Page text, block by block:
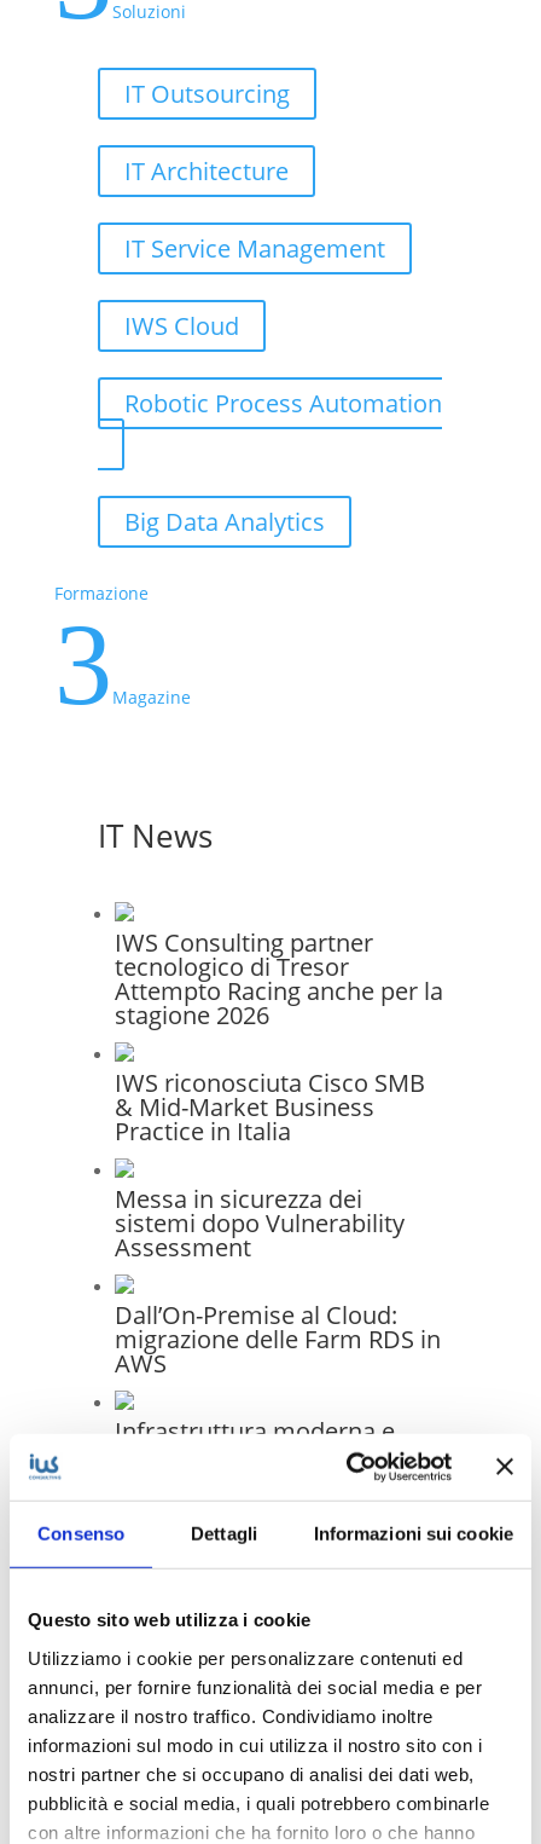
Consenso Dettagli Informazioni sui cookie
Questo sito web utilizza i cookie
Utilizziamo i cookie per personalizzare contenuti ed
annunci, per fornire funzionalità dei social media e per
analizzare il nostro traffico. Condividiamo inoltre
informazioni sul modo in cui utilizza il nostro sito con i
nostri partner che si occupano di analisi dei dati web,
pubblicità e social media, i quali potrebbero combinarle
con altre informazioni che ha fornito loro o che hanno
Soluzioni
IT Outsourcing
IT Architecture
IT Service Management
IWS Cloud
Robotic Process Automation
Big Data Analytics
Formazione
3 Magazine
IT News
IWS Consulting partner
tecnologico di Tresor
Attempto Racing anche per la
stagione 2026
IWS riconosciuta Cisco SMB
& Mid-Market Business
Practice in Italia
Messa in sicurezza dei
sistemi dopo Vulnerability
Assessment
Dall’On-Premise al Cloud:
migrazione delle Farm RDS in
AWS
Infrastruttura moderna e
gestione unificata: il progetto
di migrazione IT per Generale
Costruzioni Ferroviarie
Elettriche S.p.A.
In evidenza
IWS Consulting partner tecnologico di
Tresor Attempto Racing anche per la
stagione 2026